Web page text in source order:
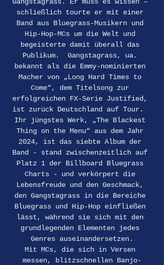
schließlich tourte er mit einer
Band aus Bluegrass-Musikern und
Hip-Hop-MCs um die Welt und
begeisterte damit überall das
Publikum.  Gangstagrass, ua.
bekannt als die Emmy-nominierten
Macher von „Long Hard Times to
Come“, dem Titelsong zur
erfolgreichen FX-Serie Justified,
ist zurück Deutschland auf Tour.
Ihr jüngstes Werk, „The Blackest
Thing on the Menu“ aus dem Jahr
2024, ist das siebte Album der
Band - stand zwischenzeitlich auf
Platz 1 der Billboard Bluegrass
Charts - und verkörpert die
Lebensfreude und den Geschmack,
den Gangstagrass in die Bereiche
Bluegrass und Hip-Hop einfließen
lässt, während sie sich mit den
grundlegenden Elementen jedes
Genres auseinandersetzen.
Mit MCs, die sich in Versen
messen, blitzschnellen Banjo-